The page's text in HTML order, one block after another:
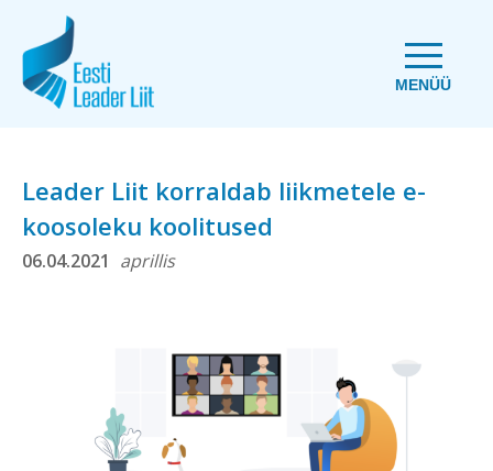
MENÜÜ
Leader Liit korraldab liikmetele e-
koosoleku koolitused
06.04.2021 aprillis